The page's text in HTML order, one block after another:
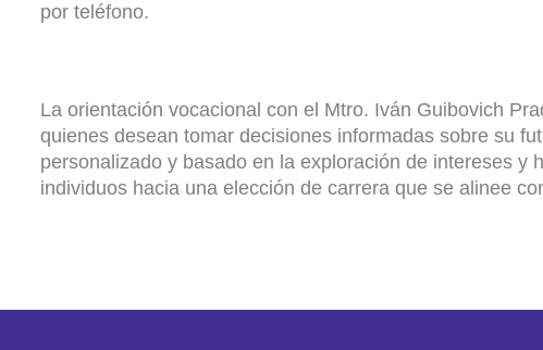
por teléfono.
La orientación vocacional con el Mtro. Iván Guibovich
quienes desean tomar decisiones informadas sobre su
personalizado y basado en la exploración de intereses y
individuos hacia una elección de carrera que se alinee